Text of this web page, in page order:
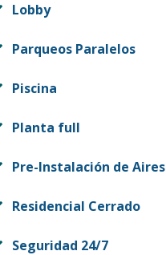
Lobby
Parqueos Paralelos
Piscina
Planta full
Pre-Instalación de Aires
Residencial Cerrado
Seguridad 24/7